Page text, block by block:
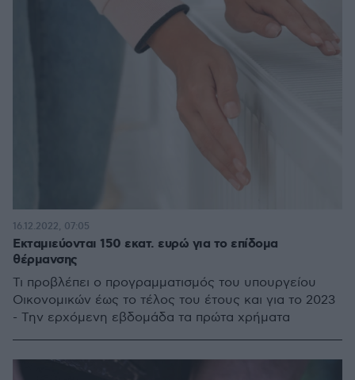
Εκταμιεύονται 150 εκατ. ευρώ για το επίδομα
θέρμανσης
Τι προβλέπει ο προγραμματισμός του υπουργείου
Οικονομικών έως το τέλος του έτους και για το 2023
- Την ερχόμενη εβδομάδα τα πρώτα χρήματα
16.12.2022, 07:05